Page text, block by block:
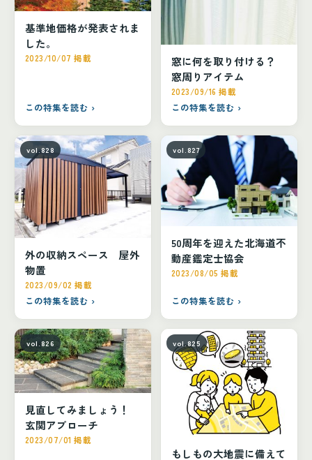
基準地価格が発表されま
した。
2023/10/07 掲載
この特集を読む ›
窓に何を取り付ける？
窓周りアイテム
2023/09/16 掲載
この特集を読む ›
vol.828
外の収納スペース 屋外
物置
2023/09/02 掲載
この特集を読む ›
vol.827
50周年を迎えた北海道不
動産鑑定士協会
2023/08/05 掲載
この特集を読む ›
vol.826
見直してみましょう！
玄関アプローチ
2023/07/01 掲載
vol.825
もしもの大地震に備えて